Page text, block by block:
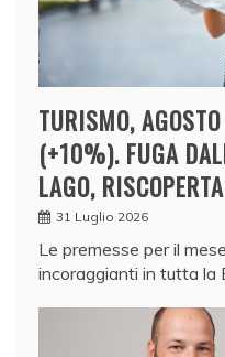
TURISMO,
(+10%). FUGA
LAGO,
31 Luglio 2026
Le premesse per il
incoraggianti in tutta la